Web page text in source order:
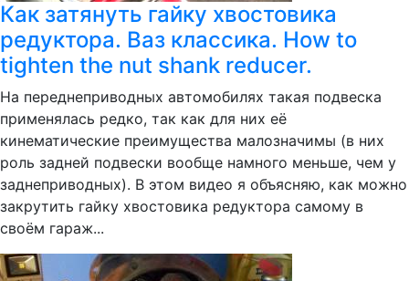
Как затянуть гайку хвостовика
редуктора. Ваз классика. How to
tighten the nut shank reducer.
На переднеприводных автомобилях такая подвеска
применялась редко, так как для них её
кинематические преимущества малозначимы (в них
роль задней подвески вообще намного меньше, чем у
заднеприводных). В этом видео я объясняю, как можно
закрутить гайку хвостовика редуктора самому в
своём гараж...